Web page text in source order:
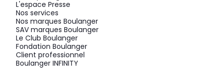
L'espace Presse
Nos services
Nos marques Boulanger
SAV marques Boulanger
Le Club Boulanger
Fondation Boulanger
Client professionnel
Boulanger INFINITY